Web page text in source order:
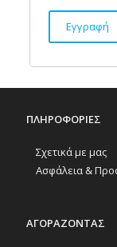
Εγγραφή
ΠΛΗΡΟΦΟΡΙΕΣ
Σχετικά με μας
Ασφάλεια &
ΑΓΟΡΑΖΟΝΤΑΣ